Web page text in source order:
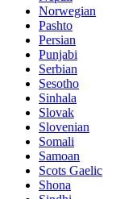
Norwegian
Pashto
Persian
Punjabi
Serbian
Sesotho
Sinhala
Slovak
Slovenian
Somali
Samoan
Scots Gaelic
Shona